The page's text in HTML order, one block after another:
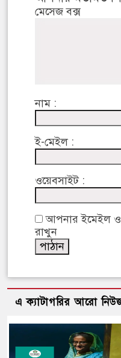
মেসেজ বক্স
নাম :
ই-মেইল :
ওয়েবসাইট :
আপনার ইমেইল ও
রাখুন
এ ক্যাটাগরির আরো